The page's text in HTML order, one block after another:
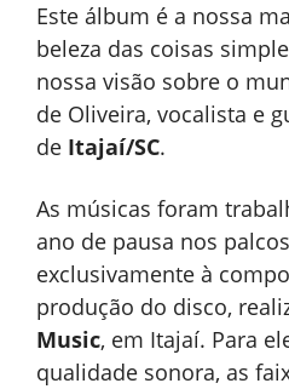
Este álbum é a nossa
beleza das coisas
nossa visão sobre o
de Oliveira, vocalista e
de Itajaí/SC.
As músicas foram
ano de pausa nos
exclusivamente à
produção do disco,
Music, em Itajaí. Para
qualidade sonora, as